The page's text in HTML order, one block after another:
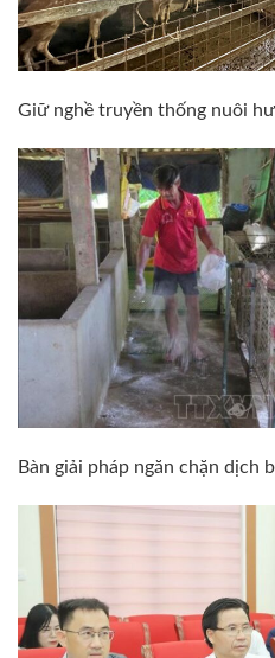
Giữ nghề truyền thống nuôi
Bàn giải pháp ngăn chặn dịch